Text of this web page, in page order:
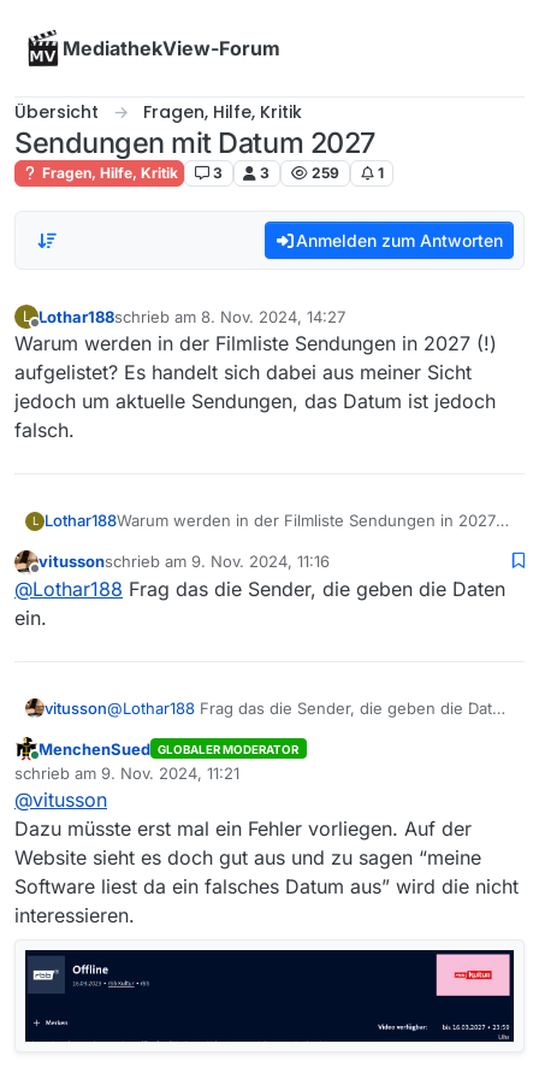
MediathekView-Forum
Übersicht Fragen, Hilfe, Kritik
Sendungen mit Datum 2027
Fragen, Hilfe, Kritik 3 3 259 1
Anmelden zum Antworten
L Lothar188schrieb am 8. Nov. 2024, 14:27
zuletzt editiert von
Warum werden in der Filmliste Sendungen in 2027 (!)
aufgelistet? Es handelt sich dabei aus meiner Sicht
jedoch um aktuelle Sendungen, das Datum ist jedoch
falsch.
L Lothar188Warum werden in der Filmliste Sendungen in 2027
Sicht jedoch um aktuelle Sendungen, das Datum ist
jedoch falsch.
Offline
vitussonschrieb am 9. Nov. 2024, 11:16
zuletzt editiert von
@Lothar188 Frag das die Sender, die geben die Daten
ein.
vitusson@Lothar188 Frag das die Sender, die geben die Daten
Online
MenchenSued GLOBALER MODERATOR
schrieb am 9. Nov. 2024, 11:21
zuletzt editiert von
@vitusson
Dazu müsste erst mal ein Fehler vorliegen. Auf der
Website sieht es doch gut aus und zu sagen “meine
Software liest da ein falsches Datum aus” wird die nicht
interessieren.